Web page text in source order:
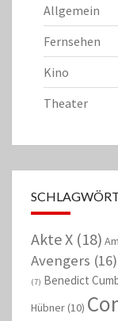
Allgemein
Fernsehen
Kino
Theater
Akte X (18)
Avengers (16)
(7) Benedict
Hübner (10)